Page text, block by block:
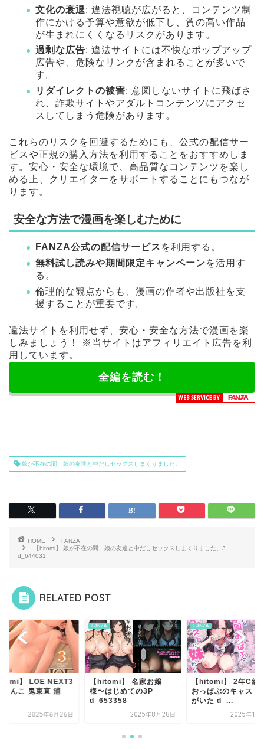
文化の衰退: 違法視聴が広がると、コンテンツ制
作にかける予算や意欲が低下し、質の高い作品
が生まれにくくなるリスクがあります。
過剰な広告: 違法サイトには不快なポップアップ
広告や、危険なリンクが含まれることが多いで
す。
リダイレクトの被害: 意図しないサイトに飛ばさ
れ、詐欺サイトやアダルトコンテンツにアクセ
スしてしまう危険があります。
これらのリスクを回避するためにも、公式の配信サー
ビスや正規の購入方法を利用することをおすすめしま
す。安心・安全な環境で、高品質なコンテンツを楽し
める上、クリエイターをサポートすることにもつなが
ります。
安全な方法で漫画を楽しむために
FANZA公式の配信サービス を利用する。
無料試し読みや期間限定キャンペーンを活用す
る。
倫理的な観点からも、漫画の作者や出版社を支
援することが重要です。
違法サイトを利用せず、安心・安全な方法で漫画を楽
しみましょう！ ※当サイトはアフィリエイト広告を利
用しています。
全編を読む！
娘が不在の間、娘の友達と中だしセックスしまくりました。
HOME
FANZA
【hitomi】 娘が不在の間、娘の友達と中だしセックスしまくりました。3
d_644031
RELATED POST
】 LOE NEXT3
ゃんこ 鬼束直 浦
2025年6月26日
FANZA
【hitomi】 名家お嬢
様〜はじめての3P
d_653358
2025年8月28日
FANZA
【hitomi】 2年C組
おっぱぶのキャスト
がいた d_...
2025年10